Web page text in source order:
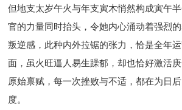
但地支太岁午火与年支寅木悄然构成寅午
官的力量同时抬头，令她内心涌动着强烈
叛逆感，此种内外拉锯的张力，恰是全年
面，虽火旺逼人易生躁郁，却也恰好激活
原始禀赋，每一次挫败与不适，都在为日
度。